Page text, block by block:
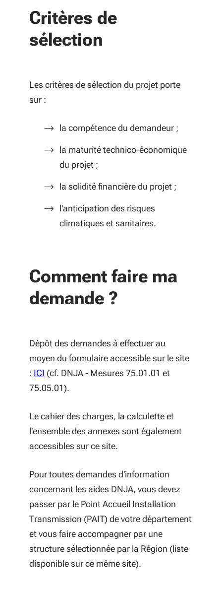
Critères de
sélection
Les critères de sélection du projet porte
sur :
la compétence du demandeur ;
la maturité technico-économique
du projet ;
la solidité financière du projet ;
l'anticipation des risques
climatiques et sanitaires.
Comment faire ma
demande ?
Dépôt des demandes à effectuer au
moyen du formulaire accessible sur le site
: ICI (cf. DNJA - Mesures 75.01.01 et
75.05.01).
Le cahier des charges, la calculette et
l'ensemble des annexes sont également
accessibles sur ce site.
Pour toutes demandes d'information
concernant les aides DNJA, vous devez
passer par le Point Accueil Installation
Transmission (PAIT) de votre département
et vous faire accompagner par une
structure sélectionnée par la Région (liste
disponible sur ce même site).